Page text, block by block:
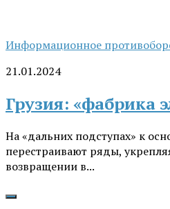
Информационное
21.01.2024
Грузия: «фабрика
На «дальних подступах» к
перестраивают ряды,
возвращении в...